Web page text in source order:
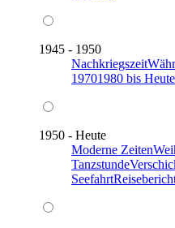
1945 - 1950
Nachkriegszeit
19701980 bis Heute
1950 - Heute
Moderne Zeiten
Tanzstunde
Seefahrt